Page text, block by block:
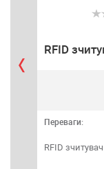
RFID
Переваги:
RFID